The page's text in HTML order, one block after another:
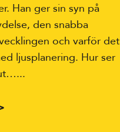
Han ger sin syn på
den snabba
och varför det
ljusplanering. Hur ser